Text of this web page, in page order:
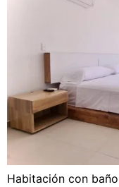
Habitación con